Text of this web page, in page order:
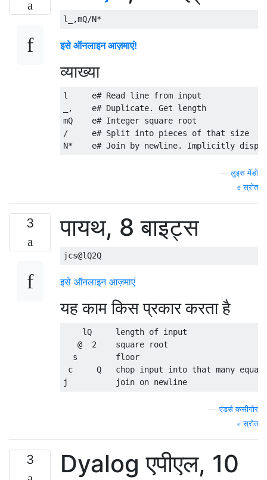
इसे ऑनलाइन आज़माएं!
व्याख्या
l     e# Read line from input
_,    e# Duplicate. Get length
mQ    e# Integer square root
/     e# Split into pieces of that size
—लुइस मेंडो
स्रोत
3 पायथ, 8 बाइट्स
इसे ऑनलाइन आज़माएं
यह काम किस प्रकार करता है
    lQ     length of input
   @  2    square root
  s        floor
c     Q   chop input into that many equal
—एंडर्स कसीगोर
स्रोत
3
Dyalog एपीएल, 10